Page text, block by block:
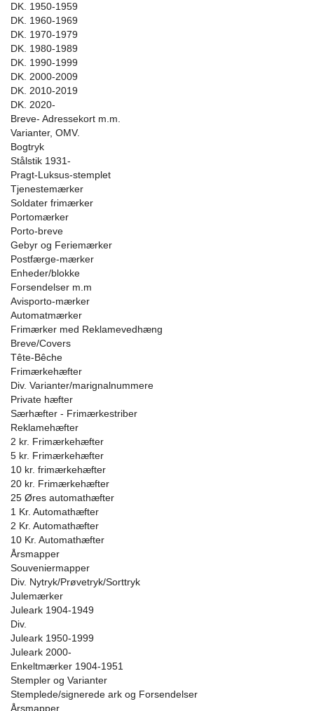
DK. 1950-1959
DK. 1960-1969
DK. 1970-1979
DK. 1980-1989
DK. 1990-1999
DK. 2000-2009
DK. 2010-2019
DK. 2020-
Breve- Adressekort m.m.
Varianter, OMV.
Bogtryk
Stålstik 1931-
Pragt-Luksus-stemplet
Tjenestemærker
Soldater frimærker
Portomærker
Porto-breve
Gebyr og Feriemærker
Postfærge-mærker
Enheder/blokke
Forsendelser m.m
Avisporto-mærker
Automatmærker
Frimærker med Reklamevedhæng
Breve/Covers
Tête-Bêche
Frimærkehæfter
Div. Varianter/marignalnummere
Private hæfter
Særhæfter - Frimærkestriber
Reklamehæfter
2 kr. Frimærkehæfter
5 kr. Frimærkehæfter
10 kr. frimærkehæfter
20 kr. Frimærkehæfter
25 Øres automathæfter
1 Kr. Automathæfter
2 Kr. Automathæfter
10 Kr. Automathæfter
Årsmapper
Souveniermapper
Div. Nytryk/Prøvetryk/Sorttryk
Julemærker
Juleark 1904-1949
Div.
Juleark 1950-1999
Juleark 2000-
Enkeltmærker 1904-1951
Stempler og Varianter
Stemplede/signerede ark og Forsendelser
Årsmapper